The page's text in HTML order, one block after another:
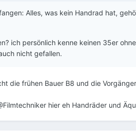
Alles, was kein Handrad hat,
ich persönlich kenne keinen 35er
nicht gefallen.
die frühen Bauer B8 und die
hier eh Handräder und